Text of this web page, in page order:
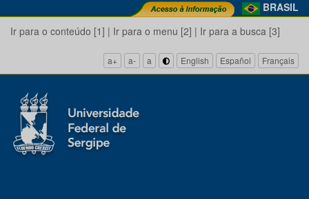
BRASIL
Ir para o conteúdo [1] | Ir para o menu [2] | Ir para a busca [3]
a+ a- a English Español Français